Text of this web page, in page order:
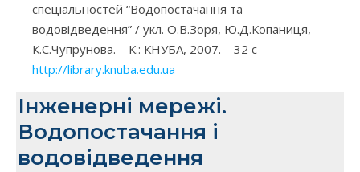
спеціальностей “Водопостачання та
водовідведення” / укл. О.В.Зоря, Ю.Д.Копаниця,
К.С.Чупрунова. – К.: КНУБА, 2007. – 32 с
http://library.knuba.edu.ua
Інженерні мережі.
Водопостачання і
водовідведення